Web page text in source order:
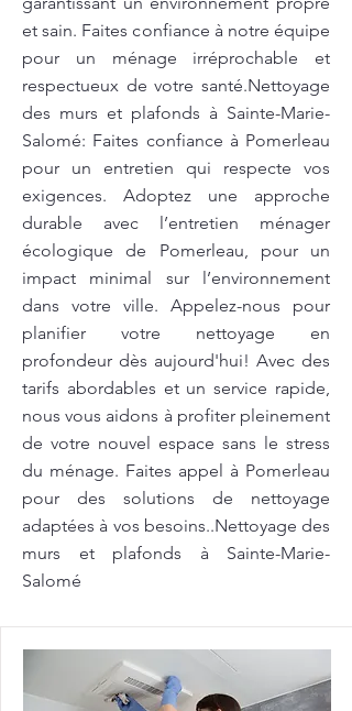
et sain. Faites confiance à notre équipe
pour un ménage irréprochable et
respectueux de votre santé.Nettoyage
des murs et plafonds à Sainte-Marie-
Salomé: Faites confiance à Pomerleau
pour un entretien qui respecte vos
exigences. Adoptez une approche
durable avec l’entretien ménager
écologique de Pomerleau, pour un
impact minimal sur l’environnement
dans votre ville. Appelez-nous pour
planifier votre nettoyage en
profondeur dès aujourd'hui! Avec des
tarifs abordables et un service rapide,
nous vous aidons à profiter pleinement
de votre nouvel espace sans le stress
du ménage. Faites appel à Pomerleau
pour des solutions de nettoyage
adaptées à vos besoins..Nettoyage des
murs et plafonds à Sainte-Marie-
Salomé